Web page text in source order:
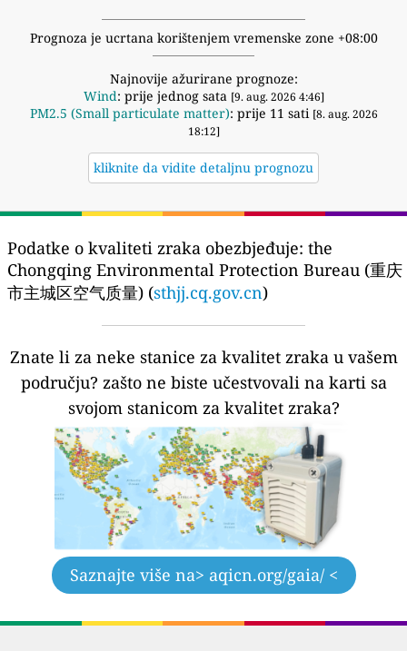
Prognoza je ucrtana korištenjem vremenske zone +08:00
Najnovije ažurirane prognoze:
Wind: prije jednog sata [9. aug. 2026 4:46]
PM2.5 (Small particulate matter): prije 11 sati [8. aug. 2026
18:12]
kliknite da vidite detaljnu prognozu
Podatke o kvaliteti zraka obezbjeđuje: the
Chongqing Environmental Protection Bureau (重庆
市主城区空气质量) (sthjj.cq.gov.cn)
Znate li za neke stanice za kvalitet zraka u vašem
području? zašto ne biste učestvovali na karti sa
svojom stanicom za kvalitet zraka?
Saznajte više na> aqicn.org/gaia/ <